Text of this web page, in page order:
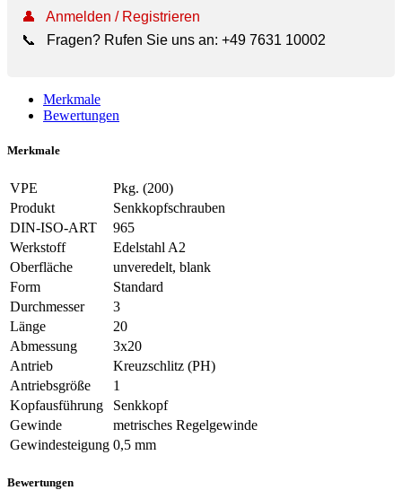
👤
Anmelden / Registrieren
📞
Fragen? Rufen Sie uns an: +49 7631 10002
Merkmale
Bewertungen
Merkmale
VPE
Pkg. (200)
Produkt
Senkkopfschrauben
DIN-ISO-ART
965
Werkstoff
Edelstahl A2
Oberfläche
unveredelt, blank
Form
Standard
Durchmesser
3
Länge
20
Abmessung
3x20
Antrieb
Kreuzschlitz (PH)
Antriebsgröße
1
Kopfausführung
Senkkopf
Gewinde
metrisches Regelgewinde
Gewindesteigung 0,5 mm
Bewertungen